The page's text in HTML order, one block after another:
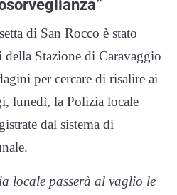
di San Rocco è stato
Stazione di Caravaggio
per cercare di risalire ai
lunedì, la Polizia locale
dal sistema di
locale passerà al vaglio le